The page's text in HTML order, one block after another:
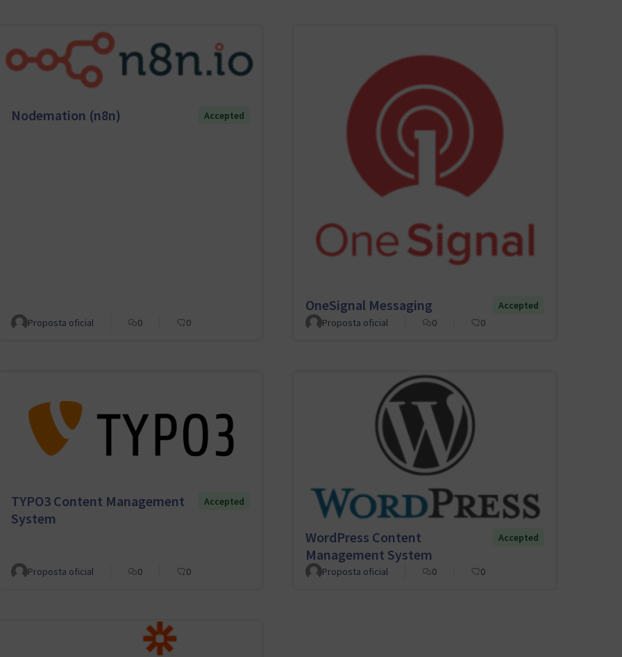
Nodemation (n8n) Accepted
Proposta oficial 0 0
OneSignal Messaging
Accepted
Proposta oficial
0 0
TYPO3 Content Management
System
Accepted
Proposta oficial 0 0
WordPress Content
Management System
Accepted
Proposta oficial 0 0